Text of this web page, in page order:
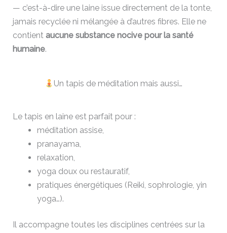
— c’est-à-dire une laine issue directement de la tonte,
jamais recyclée ni mélangée à d’autres fibres. Elle ne
contient aucune substance nocive pour la santé
humaine.
Un tapis de méditation mais aussi…
Le tapis en laine est parfait pour :
méditation assise,
pranayama,
relaxation,
yoga doux ou restauratif,
pratiques énergétiques (Reiki, sophrologie, yin
yoga…).
Il accompagne toutes les disciplines centrées sur la